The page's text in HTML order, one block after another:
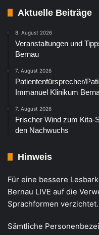
Aktuelle Beiträge
8. August 2026
Veranstaltungen und
Bernau
7. August 2026
Patientenfürsprecher/
Immanuel Klinikum
7. August 2026
Frischer Wind zum Kita-
den Nachwuchs
Hinweis
Für eine bessere
Bernau LIVE auf die
Sprachformen verzichtet.
Sämtliche